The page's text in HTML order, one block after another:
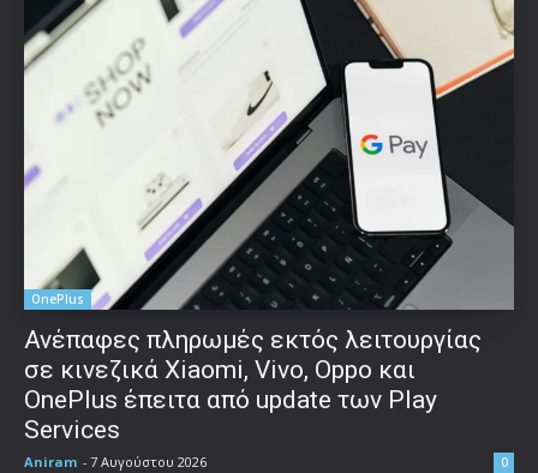
OnePlus
Ανέπαφες πληρωμές εκτός λειτουργίας
σε κινεζικά Xiaomi, Vivo, Oppo και
OnePlus έπειτα από update των Play
Services
Aniram - 7 Αυγούστου 2026 0